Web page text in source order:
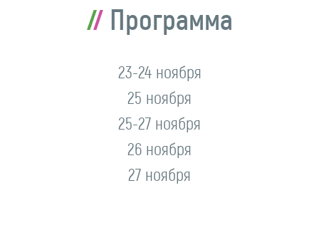
Программа
23-24 ноября
25 ноября
25-27 ноября
26 ноября
27 ноября